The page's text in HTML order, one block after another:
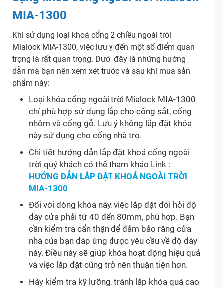
MIA-1300
Khi sử dụng loại khoá cổng 2 chiều ngoài trời
Mialock MIA-1300, việc lưu ý đến một số điểm quan
trọng là rất quan trọng. Dưới đây là những hướng
dẫn mà bạn nên xem xét trước và sau khi mua sản
phẩm này:
Loại khóa cổng ngoài trời Mialock MIA-1300
chỉ phù hợp sử dụng lắp cho cổng sắt, cổng
nhôm và cổng gỗ. Lưu ý không lắp đặt khóa
này sử dụng cho cổng nhà trọ.
Chi tiết hướng dẫn lắp đặt khoá cổng ngoài
trời quý khách có thể tham khảo Link :
HƯỚNG DẪN LẮP ĐẶT KHOÁ NGOÀI TRỜI
MIA-1300
Đối với dòng khóa này, việc lắp đặt đòi hỏi độ
dày cửa phải từ 40 đến 80mm, phù hợp. Bạn
cần kiểm tra cẩn thận để đảm bảo rằng cửa
nhà của bạn đáp ứng được yêu cầu về độ dày
này. Điều này sẽ giúp khóa hoạt động hiệu quả
và việc lắp đặt cũng trở nên thuận tiện hơn.
Hãy kiểm tra kỹ lưỡng, tránh lắp khóa quá cao